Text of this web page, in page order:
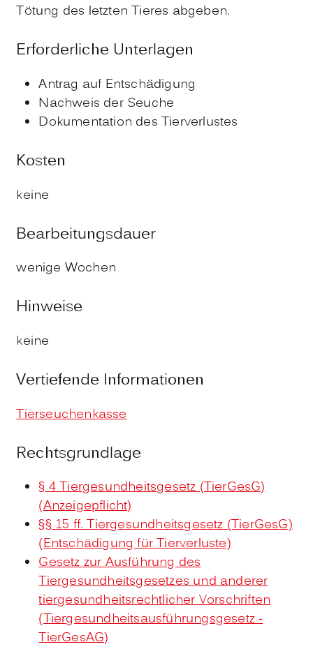
Tötung des letzten Tieres abgeben.
Erforderliche Unterlagen
Antrag auf Entschädigung
Nachweis der Seuche
Dokumentation des Tierverlustes
Kosten
keine
Bearbeitungsdauer
wenige Wochen
Hinweise
keine
Vertiefende Informationen
Tierseuchenkasse
Rechtsgrundlage
§ 4 Tiergesundheitsgesetz (TierGesG)
(Anzeigepflicht)
§§ 15 ff. Tiergesundheitsgesetz (TierGesG)
(Entschädigung für Tierverluste)
Gesetz zur Ausführung des
Tiergesundheitsgesetzes und anderer
tiergesundheitsrechtlicher Vorschriften
(Tiergesundheitsausführungsgesetz -
TierGesAG)